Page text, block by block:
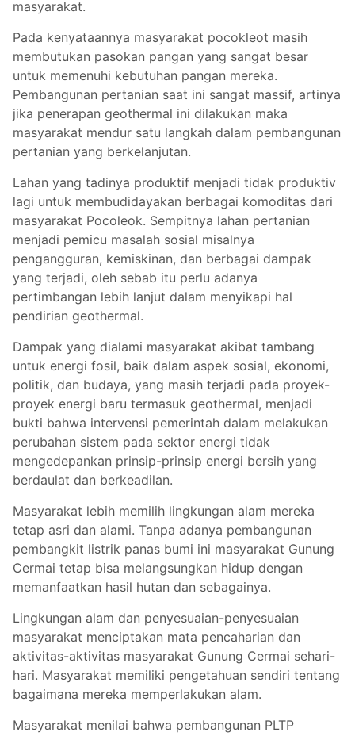
masyarakat.
Pada kenyataannya masyarakat pocokleot masih
membutukan pasokan pangan yang sangat besar
untuk memenuhi kebutuhan pangan mereka.
Pembangunan pertanian saat ini sangat massif, artinya
jika penerapan geothermal ini dilakukan maka
masyarakat mendur satu langkah dalam pembangunan
pertanian yang berkelanjutan.
Lahan yang tadinya produktif menjadi tidak produktiv
lagi untuk membudidayakan berbagai komoditas dari
masyarakat Pocoleok. Sempitnya lahan pertanian
menjadi pemicu masalah sosial misalnya
pengangguran, kemiskinan, dan berbagai dampak
yang terjadi, oleh sebab itu perlu adanya
pertimbangan lebih lanjut dalam menyikapi hal
pendirian geothermal.
Dampak yang dialami masyarakat akibat tambang
untuk energi fosil, baik dalam aspek sosial, ekonomi,
politik, dan budaya, yang masih terjadi pada proyek-
proyek energi baru termasuk geothermal, menjadi
bukti bahwa intervensi pemerintah dalam melakukan
perubahan sistem pada sektor energi tidak
mengedepankan prinsip-prinsip energi bersih yang
berdaulat dan berkeadilan.
Masyarakat lebih memilih lingkungan alam mereka
tetap asri dan alami. Tanpa adanya pembangunan
pembangkit listrik panas bumi ini masyarakat Gunung
Cermai tetap bisa melangsungkan hidup dengan
memanfaatkan hasil hutan dan sebagainya.
Lingkungan alam dan penyesuaian-penyesuaian
masyarakat menciptakan mata pencaharian dan
aktivitas-aktivitas masyarakat Gunung Cermai sehari-
hari. Masyarakat memiliki pengetahuan sendiri tentang
bagaimana mereka memperlakukan alam.
Masyarakat menilai bahwa pembangunan PLTP